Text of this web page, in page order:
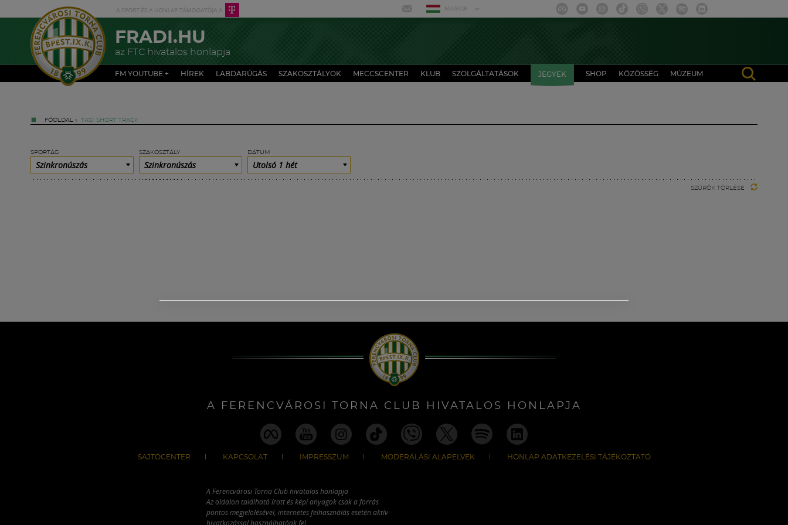
MAGYAR
FRADI.HU
az FTC hivatalos honlapja
FM YOUTUBE + HÍREK LABDARÚGÁS SZAKOSZTÁLYOK MECCSCENTER KLUB SZOLGÁLTATÁSOK JEGYEK SHOP KÖZÖSSÉG MÚZEUM
FŐOLDAL » TAG: SHORT TRACK
SPORTÁG
Szinkronúszás
SZAKOSZTÁLY
Szinkronúszás
DÁTUM
Utolsó 1 hét
SZŰRŐK TÖRLÉSE
A FERENCVÁROSI TORNA CLUB HIVATALOS HONLAPJA
SAJTÓCENTER KAPCSOLAT IMPRESSZUM MODERÁLÁSI ALAPELVEK HONLAP ADATKEZELÉSI TÁJÉKOZTATÓ
A Ferencvárosi Torna Club hivatalos honlapja
Az oldalon található írott és képi anyagok csak a forrás
pontos megjelölésével, internetes felhasználás esetén aktív
hivatkozással használhatóak fel.